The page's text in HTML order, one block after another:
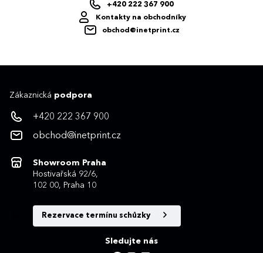
+420 222 367 900
Kontakty na obchodníky
obchod@inetprint.cz
Zákaznická podpora
+420 222 367 900
obchod@inetprint.cz
Showroom Praha
Hostivařská 92/6,
102 00, Praha 10
Rezervace termínu schůzky
Sledujte nás